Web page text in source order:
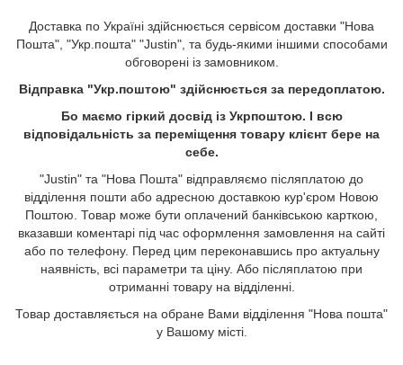
Доставка по Україні здійснюється сервісом доставки "Нова
Пошта", "Укр.пошта" "Justin", та будь-якими іншими способами
обговорені із замовником.
Відправка "Укр.поштою" здійснюється за передоплатою.
Бо маємо гіркий досвід із Укрпоштою. І всю
відповідальність за переміщення товару клієнт бере на
себе.
"Justin" та "Нова Пошта" відправляємо післяплатою до
відділення пошти або адресною доставкою кур'єром Новою
Поштою. Товар може бути оплачений банківською карткою,
вказавши коментарі під час оформлення замовлення на сайті
або по телефону. Перед цим переконавшись про актуальну
наявність, всі параметри та ціну. Або післяплатою при
отриманні товару на відділенні.
Товар доставляється на обране Вами відділення "Нова пошта"
у Вашому місті.